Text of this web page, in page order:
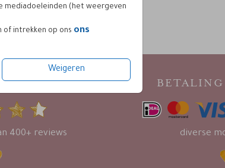
mediadoeleinden (het weergeven
of intrekken op ons ons
Weigeren
400+ reviews diverse